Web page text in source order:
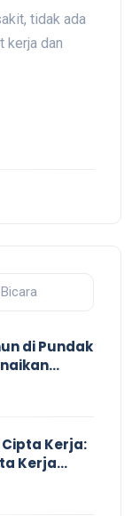
tidak ada
kerja dan
Bicara
di Pundak
Kerja:
Kerja
Buruh